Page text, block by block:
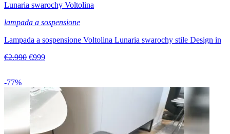
Lunaria swarochy Voltolina
lampada a sospensione
Lampada a sospensione Voltolina Lunaria swarochy stile Design in
€2.990 €999
-77%